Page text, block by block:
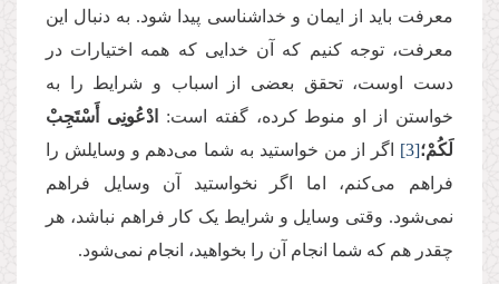
معرفت باید از ایمان و خداشناسی پیدا شود. به دنبال این
معرفت، توجه کنیم که آن خدایی که همه اختیارات در
دست اوست، تحقق بعضی از اسباب و شرایط را به
خواستن از او منوط کرده، گفته است:
ادْعُونِی أَسْتَجِبْ
لَكُمْ؛[3] اگر از من خواستید به شما می‌دهم و وسایلش را
فراهم می‌کنم، اما اگر نخواستید آن وسایل فراهم
نمی‌شود. وقتی وسایل و شرایط یک کار فراهم نباشد، هر
چقدر هم که شما انجام آن را بخواهید، انجام نمی‌شود.